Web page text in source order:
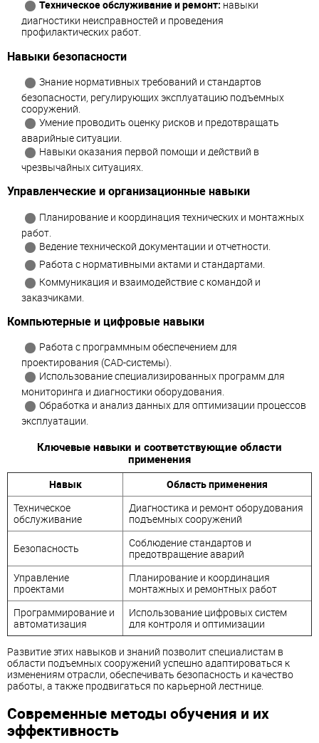
Техническое обслуживание и ремонт: навыки
диагностики неисправностей и проведения
профилактических работ.
Навыки безопасности
Знание нормативных требований и стандартов
безопасности, регулирующих эксплуатацию подъемных
сооружений.
Умение проводить оценку рисков и предотвращать
аварийные ситуации.
Навыки оказания первой помощи и действий в
чрезвычайных ситуациях.
Управленческие и организационные навыки
Планирование и координация технических и монтажных
работ.
Ведение технической документации и отчетности.
Работа с нормативными актами и стандартами.
Коммуникация и взаимодействие с командой и
заказчиками.
Компьютерные и цифровые навыки
Работа с программным обеспечением для
проектирования (CAD-системы).
Использование специализированных программ для
мониторинга и диагностики оборудования.
Обработка и анализ данных для оптимизации процессов
эксплуатации.
Ключевые навыки и соответствующие области
применения
Навык
Область применения
Техническое
обслуживание
Диагностика и ремонт оборудования
подъемных сооружений
Безопасность
Соблюдение стандартов и
предотвращение аварий
Управление
проектами
Планирование и координация
монтажных и ремонтных работ
Программирование и
автоматизация
Использование цифровых систем
для контроля и оптимизации
Развитие этих навыков и знаний позволит специалистам в
области подъемных сооружений успешно адаптироваться к
изменениям отрасли, обеспечивать безопасность и качество
работы, а также продвигаться по карьерной лестнице.
Современные методы обучения и их
эффективность